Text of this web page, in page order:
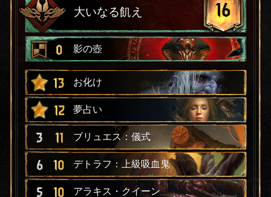
大いなる飢え 16
0 影の壺
13 お化け
12 夢占い
3 11 ブリュエス：儀式
6 10 デトラフ：上級吸血鬼
5 10 アラキス・クイーン